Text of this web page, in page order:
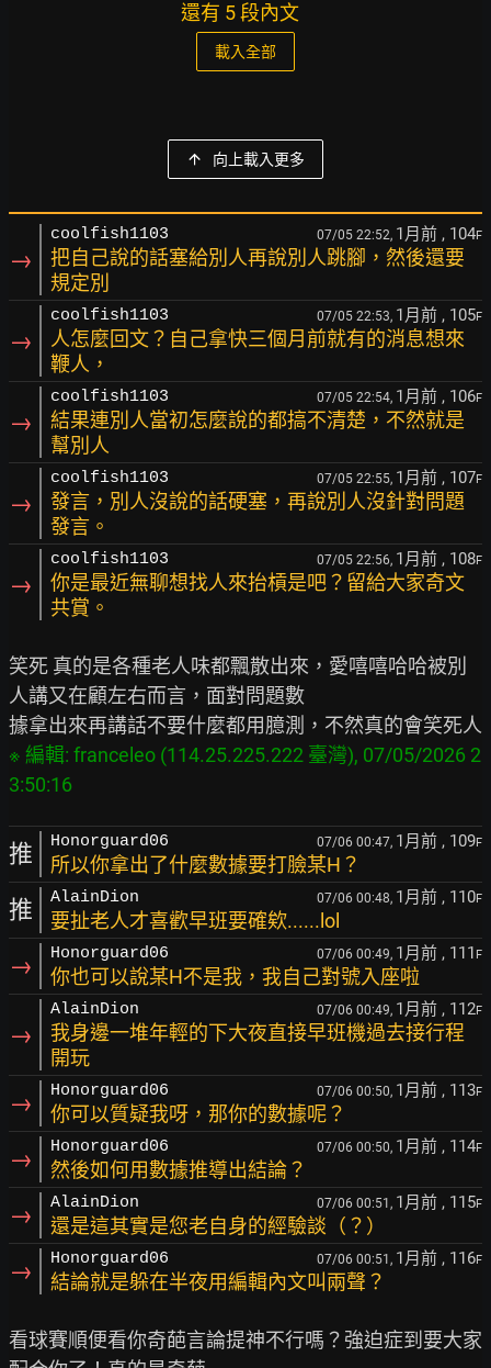
還有 5 段內文
載入全部
向上載入更多
→
coolfish1103 07/05 22:52, 1月前 , 104F
把自己說的話塞給別人再說別人跳腳，然後還要
規定別
→
coolfish1103 07/05 22:53, 1月前 , 105F
人怎麼回文？自己拿快三個月前就有的消息想來
鞭人，
→
coolfish1103 07/05 22:54, 1月前 , 106F
結果連別人當初怎麼說的都搞不清楚，不然就是
幫別人
→
coolfish1103 07/05 22:55, 1月前 , 107F
發言，別人沒說的話硬塞，再說別人沒針對問題
發言。
→
coolfish1103 07/05 22:56, 1月前 , 108F
你是最近無聊想找人來抬槓是吧？留給大家奇文
共賞。
笑死 真的是各種老人味都飄散出來，愛嘻嘻哈哈被別
人講又在顧左右而言，面對問題數
※ 編輯: franceleo (114.25.225.222 臺灣), 07/05/2026 2
推 Honorguard06 07/06 00:47, 1月前 , 109F
所以你拿出了什麼數據要打臉某H？
推 AlainDion 07/06 00:48, 1月前 , 110F
要扯老人才喜歡早班要確欸......lol
→ Honorguard06 07/06 00:49, 1月前 , 111 F
你也可以說某H不是我，我自己對號入座啦
→
AlainDion 07/06 00:49, 1月前 , 112F
我身邊一堆年輕的下大夜直接早班機過去接行程
開玩
→ Honorguard06 07/06 00:50, 1月前 , 113F
你可以質疑我呀，那你的數據呢？
→ Honorguard06 07/06 00:50, 1月前 , 114F
然後如何用數據推導出結論？
→ AlainDion 07/06 00:51, 1月前 , 115F
還是這其實是您老自身的經驗談（？）
→ Honorguard06 07/06 00:51, 1月前 , 116F
結論就是躲在半夜用編輯內文叫兩聲？
看球賽順便看你奇葩言論提神不行嗎？強迫症到要大家